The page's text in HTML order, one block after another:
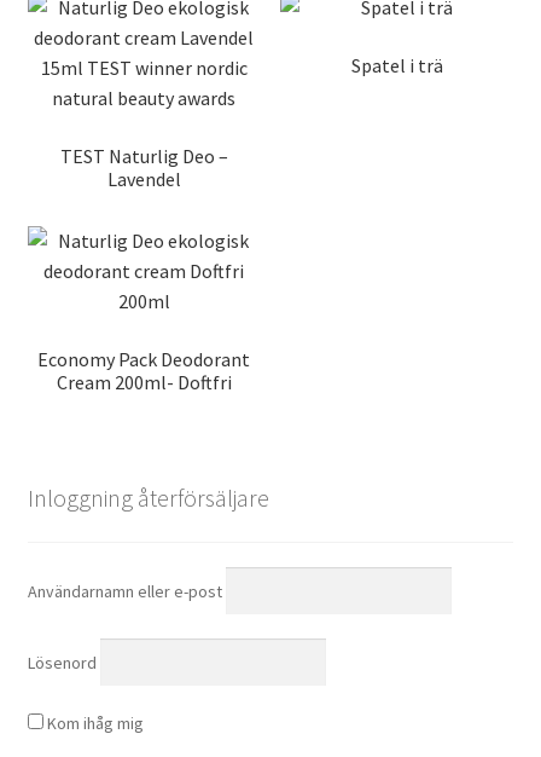
TEST Naturlig Deo –
Lavendel
Spatel i trä
Economy Pack Deodorant
Cream 200ml- Doftfri
Inloggning återförsäljare
Användarnamn eller e-post
Lösenord
Kom ihåg mig